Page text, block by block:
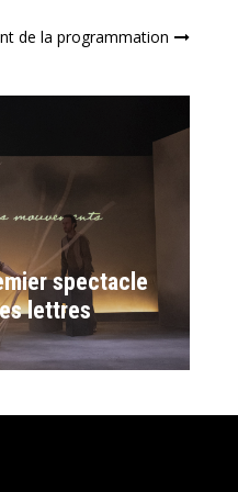
de la programmation
spectacle
lettres